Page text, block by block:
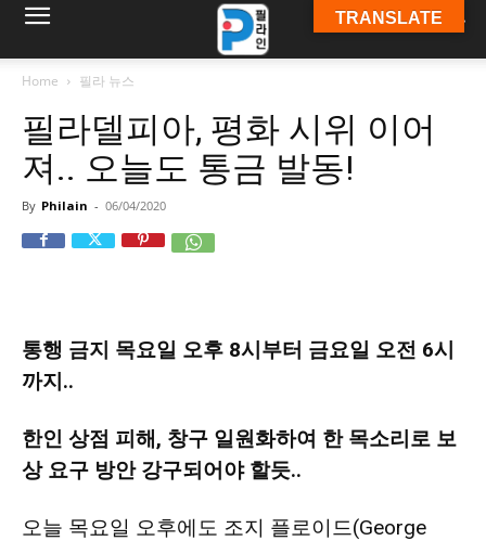
Home 필라 뉴스
필라델피아, 평화 시위 이어
져.. 오늘도 통금 발동!
By Philain - 06/04/2020
통행 금지 목요일 오후 8시부터 금요일 오전 6시
까지..
한인 상점 피해, 창구 일원화하여 한 목소리로 보
상 요구 방안 강구되어야 할듯..
오늘 목요일 오후에도 조지 플로이드(George
TRANSLATE